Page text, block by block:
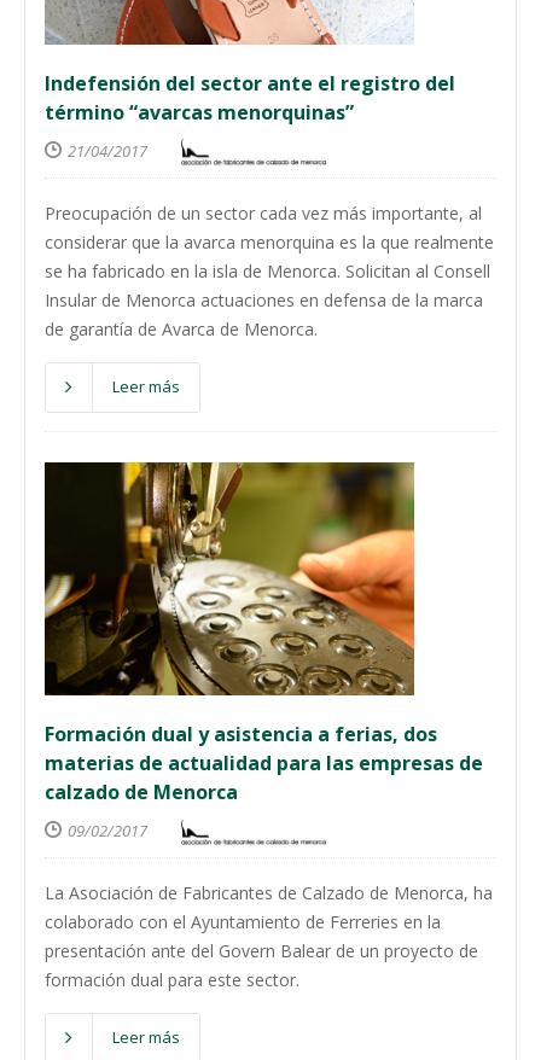
Indefensión del sector ante el registro del
término “avarcas menorquinas”
21/04/2017
Preocupación de un sector cada vez más importante, al
considerar que la avarca menorquina es la que realmente
se ha fabricado en la isla de Menorca. Solicitan al Consell
Insular de Menorca actuaciones en defensa de la marca
de garantía de Avarca de Menorca.
Leer más
Formación dual y asistencia a ferias, dos
materias de actualidad para las empresas de
calzado de Menorca
09/02/2017
La Asociación de Fabricantes de Calzado de Menorca, ha
colaborado con el Ayuntamiento de Ferreries en la
presentación ante del Govern Balear de un proyecto de
formación dual para este sector.
Leer más